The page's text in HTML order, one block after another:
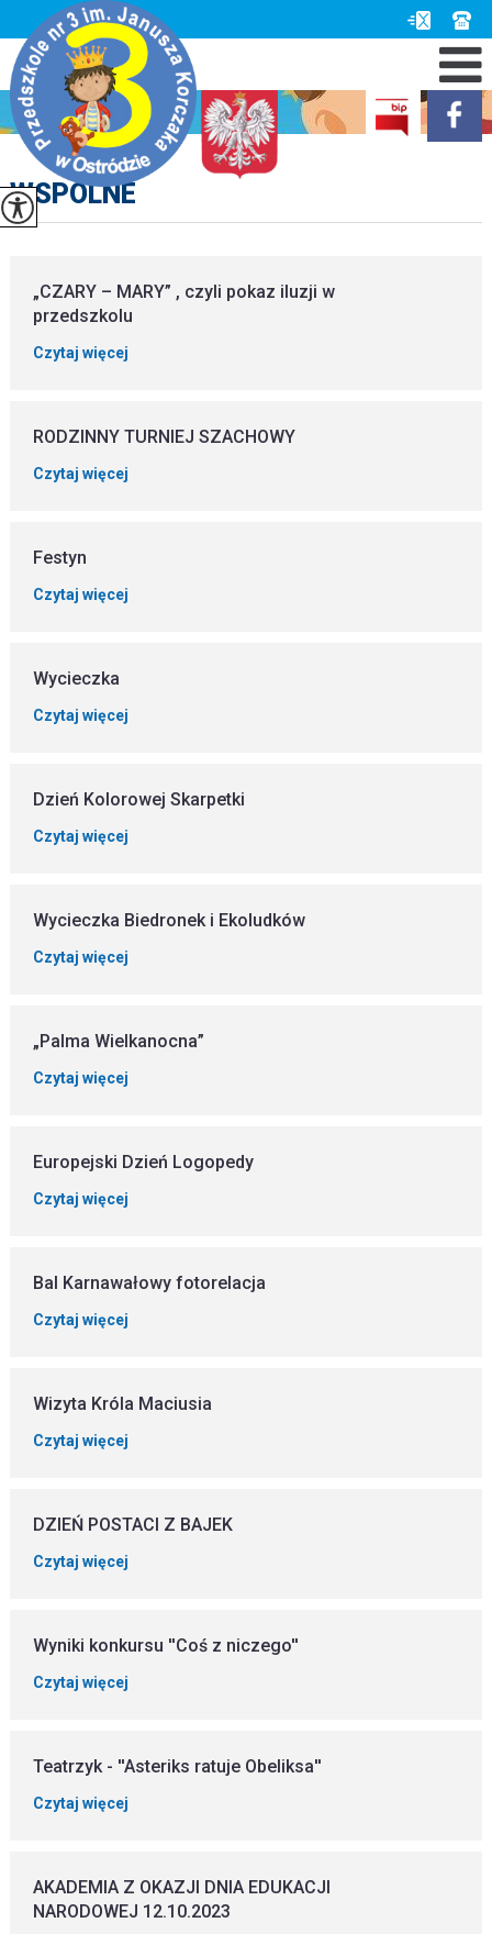
WSPÓLNE
„CZARY – MARY” , czyli pokaz iluzji w
przedszkolu
Czytaj więcej
RODZINNY TURNIEJ SZACHOWY
Czytaj więcej
Festyn
Czytaj więcej
Wycieczka
Czytaj więcej
Dzień Kolorowej Skarpetki
Czytaj więcej
Wycieczka Biedronek i Ekoludków
Czytaj więcej
„Palma Wielkanocna”
Czytaj więcej
Europejski Dzień Logopedy
Czytaj więcej
Bal Karnawałowy fotorelacja
Czytaj więcej
Wizyta Króla Maciusia
Czytaj więcej
DZIEŃ POSTACI Z BAJEK
Czytaj więcej
Wyniki konkursu ''Coś z niczego''
Czytaj więcej
Teatrzyk - ''Asteriks ratuje Obeliksa''
Czytaj więcej
AKADEMIA Z OKAZJI DNIA EDUKACJI
NARODOWEJ 12.10.2023